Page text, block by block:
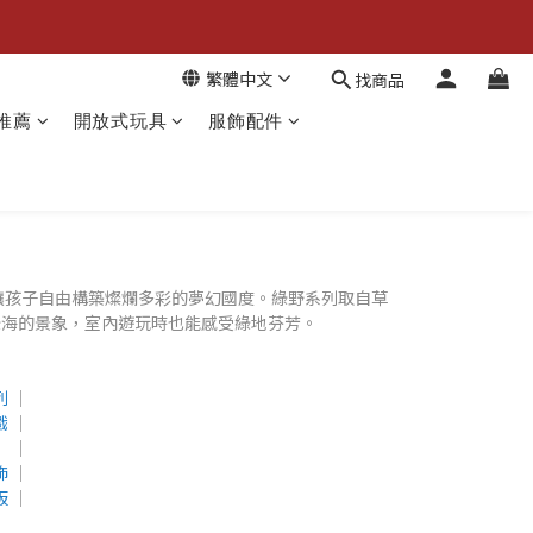
繁體中文 找商品
薦 開放式玩具 服飾配件
子自由構築燦爛多彩的夢幻國度。綠野系列取自草
的景象，室內遊玩時也能感受綠地芬芳。
│
│
│
│
│